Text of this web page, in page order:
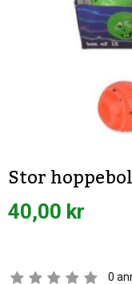
Stor
40,00 kr
0